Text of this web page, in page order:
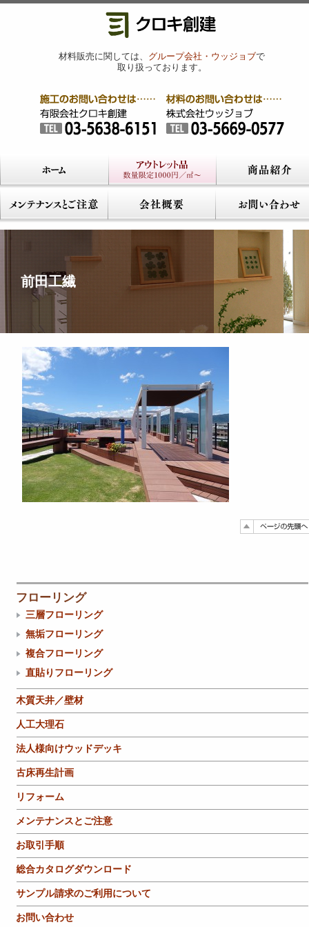
材料販売に関しては、 グループ会社・ウッジョブで
取り扱っております。
前田工繊
フローリング
三層フローリング
無垢フローリング
複合フローリング
直貼りフローリング
木質天井／壁材
人工大理石
法人様向けウッドデッキ
古床再生計画
リフォーム
メンテナンスとご注意
お取引手順
総合カタログダウンロード
サンプル請求のご利用について
お問い合わせ